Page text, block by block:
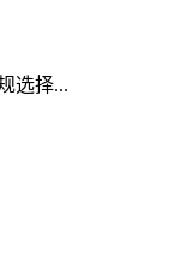
选择...